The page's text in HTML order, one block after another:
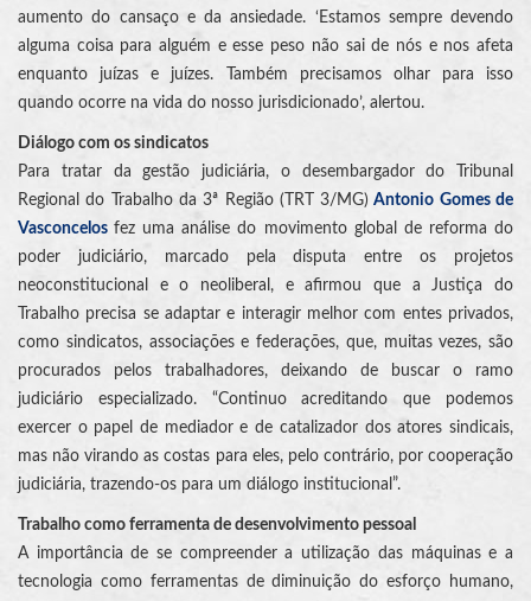
aumento do cansaço e da ansiedade. ‘Estamos sempre devendo
alguma coisa para alguém e esse peso não sai de nós e nos afeta
enquanto juízas e juízes. Também precisamos olhar para isso
quando ocorre na vida do nosso jurisdicionado’, alertou.
Diálogo com os sindicatos
Para tratar da gestão judiciária, o desembargador do Tribunal
Regional do Trabalho da 3ª Região (TRT 3/MG) Antonio Gomes de
Vasconcelosfez uma análise do movimento global de reforma do
poder judiciário, marcado pela disputa entre os projetos
neoconstitucional e o neoliberal, e afirmou que a Justiça do
Trabalho precisa se adaptar e interagir melhor com entes privados,
como sindicatos, associações e federações, que, muitas vezes, são
procurados pelos trabalhadores, deixando de buscar o ramo
judiciário especializado. “Continuo acreditando que podemos
exercer o papel de mediador e de catalizador dos atores sindicais,
mas não virando as costas para eles, pelo contrário, por cooperação
judiciária, trazendo-os para um diálogo institucional”.
Trabalho como ferramenta de desenvolvimento pessoal
A importância de se compreender a utilização das máquinas e a
tecnologia como ferramentas de diminuição do esforço humano,